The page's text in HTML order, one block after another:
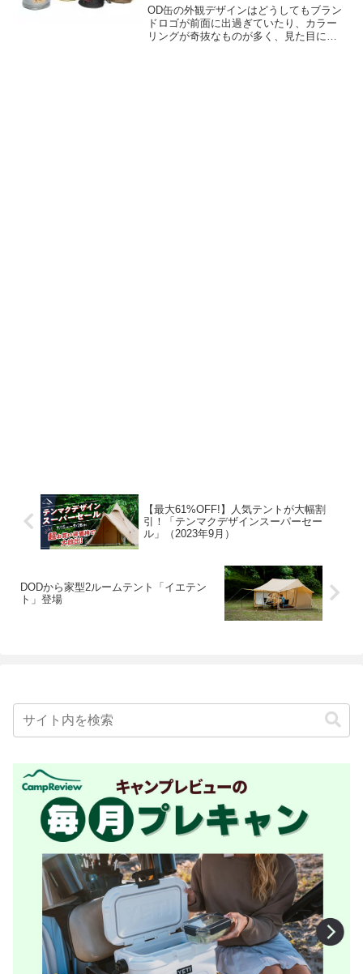
OD缶の外観デザインはどうしてもブラン
ドロゴが前面に出過ぎていたり、カラー
リングが奇抜なものが多く、見た目にこ
【最大61%OFF!】人気テントが大幅割
引！「テンマクデザインスーパーセー
ル」（2023年9月）
DODから家型2ルームテント「イエテン
ト」登場